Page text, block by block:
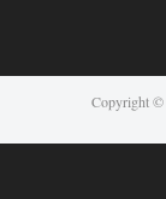
Copyright